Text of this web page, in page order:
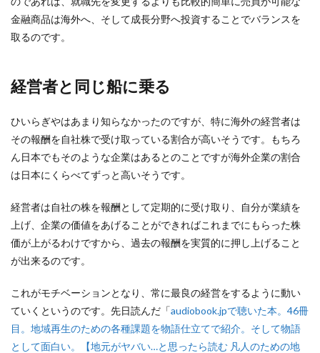
金融商品は海外へ、そして成長分野へ投資することでバランスを
取るのです。
経営者と同じ船に乗る
ひいらぎやはあまり知らなかったのですが、特に海外の経営者は
その報酬を自社株で受け取っている割合が高いそうです。もちろ
ん日本でもそのような企業はあるとのことですが海外企業の割合
は日本にくらべてずっと高いそうです。
経営者は自社の株を報酬として定期的に受け取り、自分が業績を
上げ、企業の価値をあげることができればこれまでにもらった株
価が上がるわけですから、過去の報酬を実質的に押し上げること
が出来るのです。
これがモチベーションとなり、常に最良の経営をするように動い
ていくというのです。先日読んだ「audiobook.jpで聴いた本。46冊
目。地域再生のための各種課題を物語仕立てで紹介。そして物語
として面白い。【地元がヤバい…と思ったら読む 凡人のための地